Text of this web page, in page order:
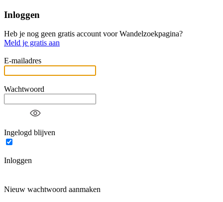
Inloggen
Heb je nog geen gratis account voor Wandelzoekpagina?
Meld je gratis aan
E-mailadres
Wachtwoord
Ingelogd blijven
Inloggen
Nieuw wachtwoord aanmaken